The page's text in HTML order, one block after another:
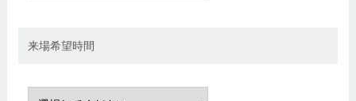
来場希望時間